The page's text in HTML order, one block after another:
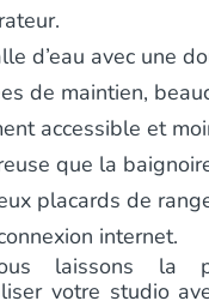
d’eau avec une
de maintien,
accessible et
que la
placards de
internet.
laissons la
votre studio